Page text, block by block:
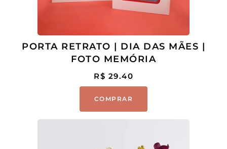
PORTA RETRATO | DIA DAS MÃES |
FOTO MEMÓRIA
R$ 29.40
COMPRAR